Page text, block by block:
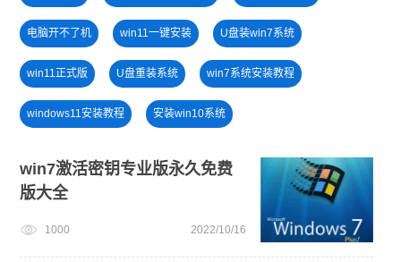
电脑开不了机 win11一键安装 U盘装win7系统
win11正式版 U盘重装系统 win7系统安装教程
windows11安装教程 安装win10系统
win11系统重装
一键重装系统备份win11系统 windows11升级
win7激活密钥专业版永久免费
版大全
1000 2022/10/16